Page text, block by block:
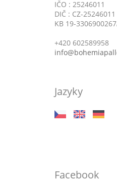
IČO : 25246011
DIČ : CZ-25246011
KB 19-
+420 602589958
Jazyky
Facebook